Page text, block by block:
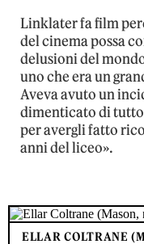
Linklater fa film
del cinema possa
delusioni del
uno che era un
Aveva avuto un
dimenticato di tutto
per avergli fatto
anni del liceo».
ELLAR COLTRANE